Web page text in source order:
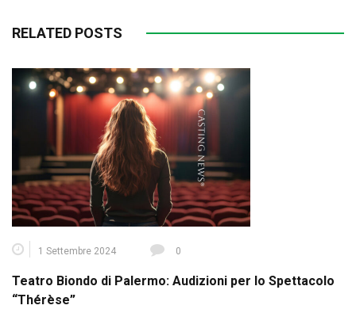
RELATED POSTS
1 Settembre 2024 0
Teatro Biondo di Palermo: Audizioni per lo Spettacolo
“Thérèse”